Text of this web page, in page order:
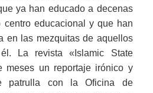
ya han educado a decenas
educacional y que han
en las mezquitas de aquellos
La revista «Islamic State
meses un reportaje irónico y
patrulla con la Oficina de